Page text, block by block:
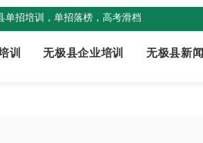
单招培训，单招落榜，高考滑档
训 无极县企业培训 无极县新闻